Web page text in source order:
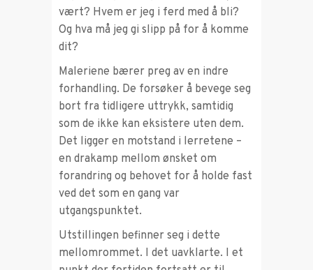
vært? Hvem er jeg i ferd med å bli?
Og hva må jeg gi slipp på for å komme
dit?
Maleriene bærer preg av en indre
forhandling. De forsøker å bevege seg
bort fra tidligere uttrykk, samtidig
som de ikke kan eksistere uten dem.
Det ligger en motstand i lerretene –
en drakamp mellom ønsket om
forandring og behovet for å holde fast
ved det som en gang var
utgangspunktet.
Utstillingen befinner seg i dette
mellomrommet. I det uavklarte. I et